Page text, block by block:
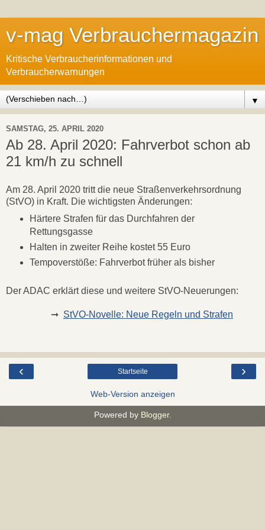
v-mag Verbrauchermagazin
Kritische Verbraucherinformationen und
Verbraucherwarnungen
▼
SAMSTAG, 25. APRIL 2020
Ab 28. April 2020: Fahrverbot schon ab
21 km/h zu schnell
Am 28. April 2020 tritt die neue Straßenverkehrsordnung
(StVO) in Kraft. Die wichtigsten Änderungen:
Härtere Strafen für das Durchfahren der
Rettungsgasse
Halten in zweiter Reihe kostet 55 Euro
Tempoverstöße: Fahrverbot früher als bisher
Der ADAC erklärt diese und weitere StVO-Neuerungen:
➞ StVO-Novelle: Neue Regeln und Strafen
‹ ›
Startseite
Web-Version anzeigen
Powered by Blogger.